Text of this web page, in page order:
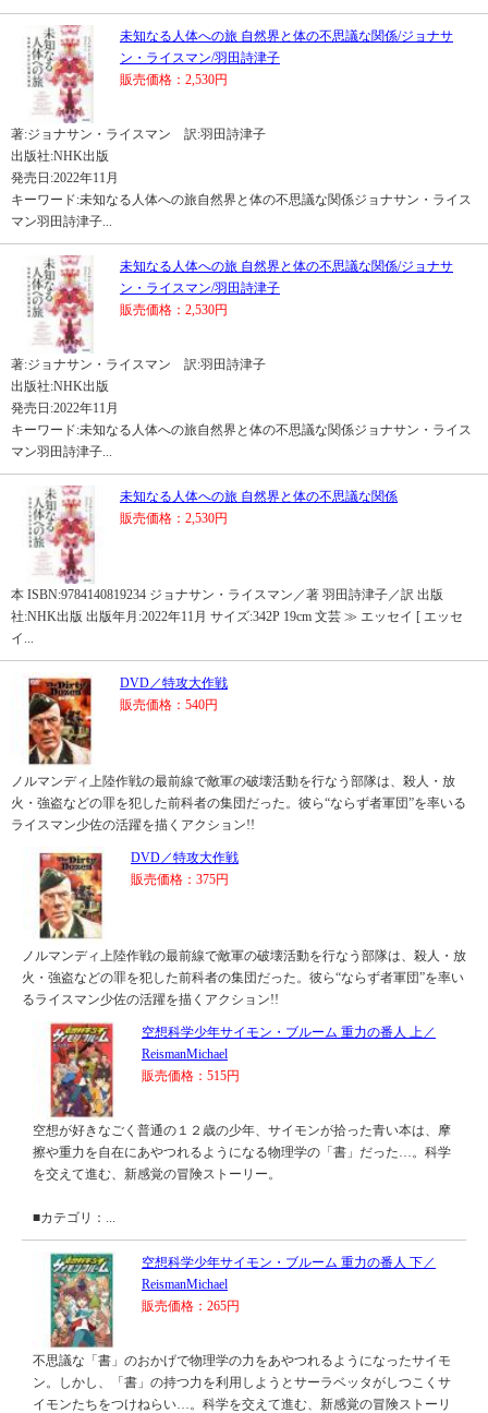
未知なる人体への旅 自然界と体の不思議な関係/ジョナサ
ン・ライスマン/羽田詩津子
販売価格：2,530円
著:ジョナサン・ライスマン 訳:羽田詩津子
出版社:NHK出版
発売日:2022年11月
キーワード:未知なる人体への旅自然界と体の不思議な関係ジョナサン・ライス
マン羽田詩津子...
未知なる人体への旅 自然界と体の不思議な関係/ジョナサ
ン・ライスマン/羽田詩津子
販売価格：2,530円
著:ジョナサン・ライスマン 訳:羽田詩津子
出版社:NHK出版
発売日:2022年11月
キーワード:未知なる人体への旅自然界と体の不思議な関係ジョナサン・ライス
マン羽田詩津子...
未知なる人体への旅 自然界と体の不思議な関係
販売価格：2,530円
本 ISBN:9784140819234 ジョナサン・ライスマン／著 羽田詩津子／訳 出版
社:NHK出版 出版年月:2022年11月 サイズ:342P 19cm 文芸 ≫ エッセイ [ エッセ
イ...
DVD／特攻大作戦
販売価格：540円
ノルマンディ上陸作戦の最前線で敵軍の破壊活動を行なう部隊は、殺人・放
火・強盗などの罪を犯した前科者の集団だった。彼ら“ならず者軍団”を率いる
ライスマン少佐の活躍を描くアクション!!
DVD／特攻大作戦
販売価格：375円
ノルマンディ上陸作戦の最前線で敵軍の破壊活動を行なう部隊は、殺人・放
火・強盗などの罪を犯した前科者の集団だった。彼ら“ならず者軍団”を率い
るライスマン少佐の活躍を描くアクション!!
空想科学少年サイモン・ブルーム 重力の番人 上／
ReismanMichael
販売価格：515円
空想が好きなごく普通の１２歳の少年、サイモンが拾った青い本は、摩
擦や重力を自在にあやつれるようになる物理学の「書」だった…。科学
を交えて進む、新感覚の冒険ストーリー。
■カテゴリ：...
空想科学少年サイモン・ブルーム 重力の番人 下／
ReismanMichael
販売価格：265円
不思議な「書」のおかげで物理学の力をあやつれるようになったサイモ
ン。しかし、「書」の持つ力を利用しようとサーラベッタがしつこくサ
イモンたちをつけねらい…。科学を交えて進む、新感覚の冒険ストーリ